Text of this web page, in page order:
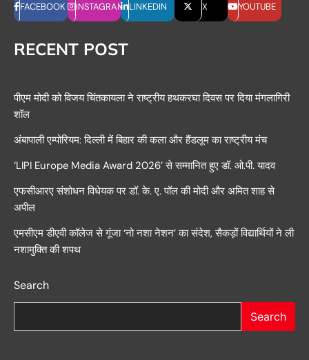
FACEBOOK INSTAGRAM LINKEDIN X YOUTUBE
RECENT POST
पीएम मोदी को विजय चिंतकायला ने राष्ट्रीय हथकरघा दिवस पर दिया मंगलागिरी
शॉल
अंबापाली एम्पोरियम: दिल्ली में बिहार की कला और हैंडलूम का राष्ट्रीय मंच
‘LIPI Europe Media Award 2026’ से सम्मानित हुए डॉ. ओ.पी. यादव
एफसीआरए संशोधन विधेयक पर डॉ. के. ए. पॉल की मोदी और अमित शाह से
अपील
एमसीएम डीएवी कॉलेज से गूंजा ‘नो नशा नेशन’ का संदेश, सैकड़ों विद्यार्थियों ने ली
नशामुक्ति की शपथ
Search
Search